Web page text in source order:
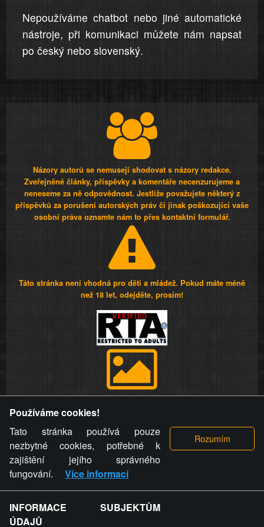
Nepoužíváme chatbot nebo jiné automatické
nástroje, při komunikaci můžete nám napsat
po český nebo slovenský.
Názory autorů se nemusejí shodovat s názory redakce.
Zveřejněné články, příspěvky a komentáře necenzurujeme a
neneseme za ně odpovědnost. Jestliže považujete některý z
příspěvků za porušení autorských práv či jinak poškozující vaše
osobní práva oznamte nám to přes kontaktní formulář.
Táto stránka není vhodná pro děti a mládež. Pokud máte méně
než 18 let, odejděte, prosím!
videa a komentáře. Osoba, které se toto opatření provozovatele
stránky týče, ani osoba, která umístila fotografii nebo video na
stránku, nemůže z důvodu odstranění fotografie, videa nebo
komentáře pro výše uvedenou okolnost uplatnit vůči
provozovateli stránky žádný nárok na náhradu škody nebo
nemajetkové újmy.
ZVRÁCENÝ.CZ - Svět není zvrácenej. To jen
Používáme cookies!
Tato stránka používá pouze
nezbytné cookies, potřebné k
zajištění jejího správného
fungování.
Více informací
INFORMACE SUBJEKTŮM
ÚDAJŮ